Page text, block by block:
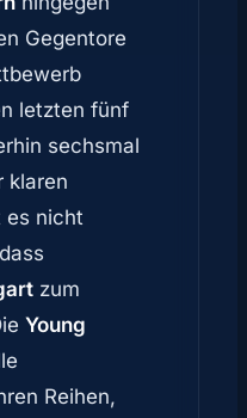
Gegentore
letzten fünf
sechsmal
klaren
es nicht
zum
Young
Reihen,